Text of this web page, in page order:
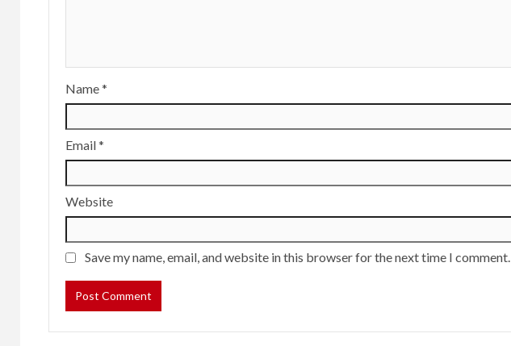
Name*
Email*
Website
Save my name, email, and website in this browser for the next time I comment.